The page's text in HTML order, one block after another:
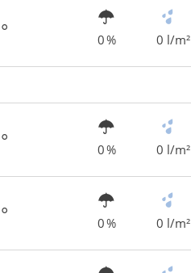
0 % 0 l/m²
0 % 0 l/m²
0 % 0 l/m²